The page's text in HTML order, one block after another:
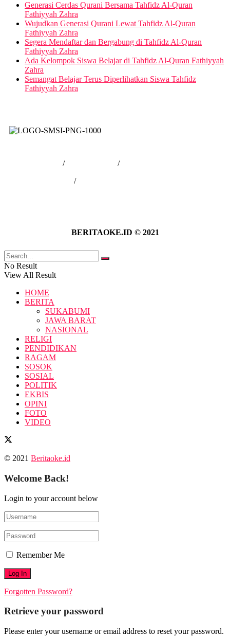
Generasi Cerdas Qurani Bersama Tahfidz Al-Quran
Fathiyyah Zahra
Wujudkan Generasi Qurani Lewat Tahfidz Al-Quran
Fathiyyah Zahra
Segera Mendaftar dan Bergabung di Tahfidz Al-Quran
Fathiyyah Zahra
Ada Kelompok Siswa Belajar di Tahfidz Al-Quran Fathiyyah
Zahra
Semangat Belajar Terus Diperlihatkan Siswa Tahfidz
Fathiyyah Zahra
/
/
/
BERITAOKE.ID © 2021
No Result
View All Result
HOME
BERITA
SUKABUMI
JAWA BARAT
NASIONAL
RELIGI
PENDIDIKAN
RAGAM
SOSOK
SOSIAL
POLITIK
EKBIS
OPINI
FOTO
VIDEO
© 2021 Beritaoke.id
Welcome Back!
Login to your account below
Remember Me
Forgotten Password?
Retrieve your password
Please enter your username or email address to reset your password.